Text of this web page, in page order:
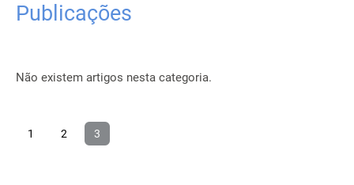
Publicações
Não existem artigos nesta categoria.
1 2 3